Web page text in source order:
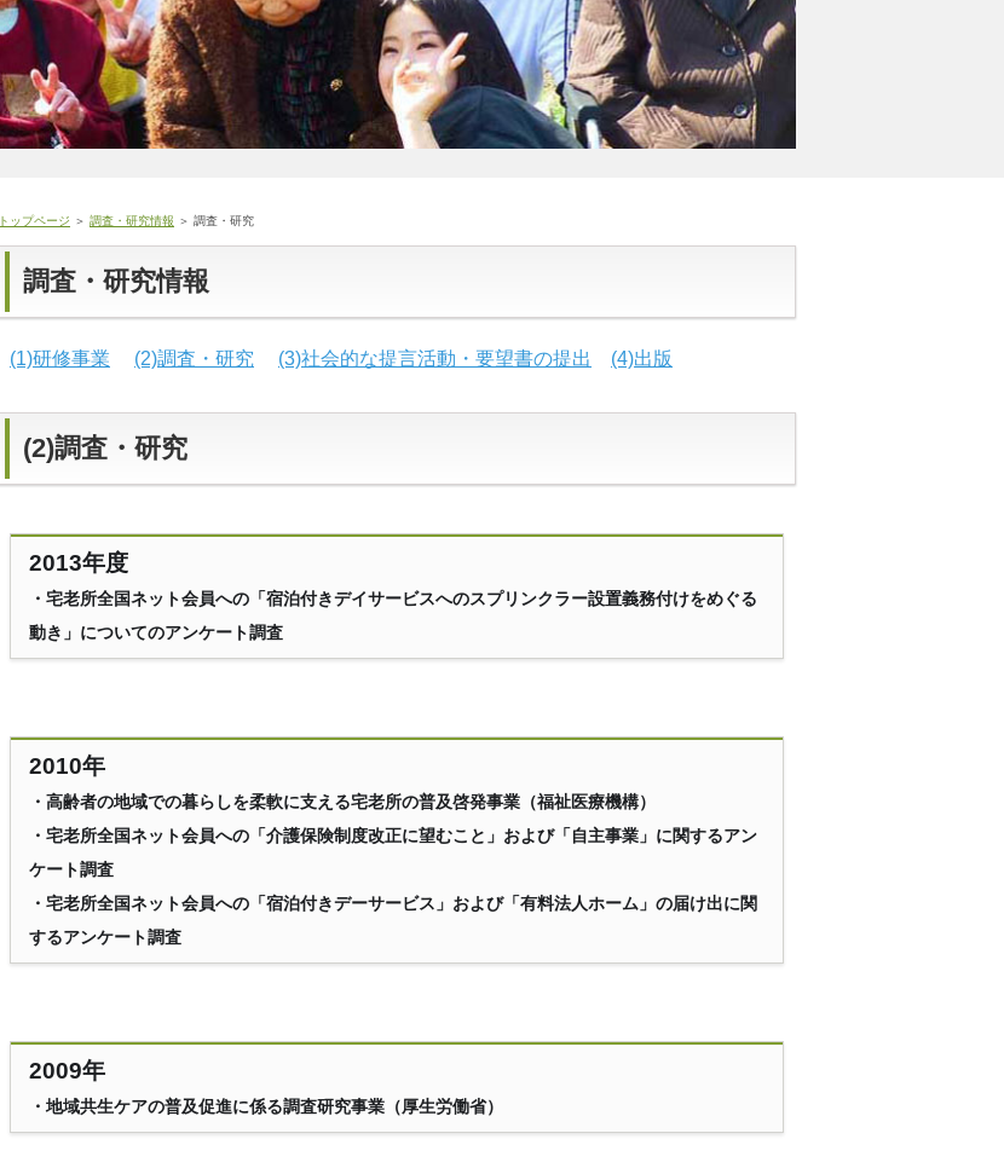
トップページ ＞ 調査・研究情報 ＞ 調査・研究
調査・研究情報
(1)研修事業 (2)調査・研究 (3)社会的な提言活動・要望書の提出 (4)出版
(2)調査・研究
2013年度
・宅老所全国ネット会員への「宿泊付きデイサービスへのスプリンクラー設置義務付けをめぐる
動き」についてのアンケート調査
2010年
・高齢者の地域での暮らしを柔軟に支える宅老所の普及啓発事業（福祉医療機構）
・宅老所全国ネット会員への「介護保険制度改正に望むこと」および「自主事業」に関するアン
ケート調査
・宅老所全国ネット会員への「宿泊付きデーサービス」および「有料法人ホーム」の届け出に関
するアンケート調査
2009年
・地域共生ケアの普及促進に係る調査研究事業（厚生労働省）